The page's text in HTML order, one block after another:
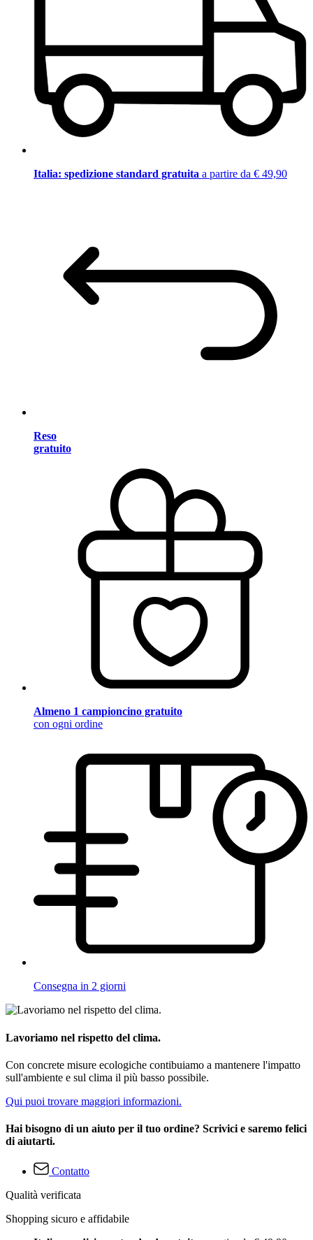
Italia: spedizione standard gratuita a partire da € 49,90
Reso
gratuito
Almeno 1 campioncino gratuito
con ogni ordine
Consegna in 2 giorni
Lavoriamo nel rispetto del clima.
Con concrete misure ecologiche contibuiamo a mantenere l'impatto
sull'ambiente e sul clima il più basso possibile.
Qui puoi trovare maggiori informazioni.
Hai bisogno di un aiuto per il tuo ordine? Scrivici e saremo felici
di aiutarti.
Contatto
Qualità verificata
Shopping sicuro e affidabile